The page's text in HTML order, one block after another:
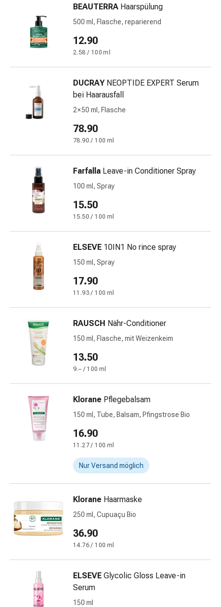
Kopfschmerzen
Muskel-
Gelenkschmerzen
Schmerzmittel
Schmerztherapie
Wärmen
Stimmungsschwankungen
Schlafstörungen
(Schnarchen)
Atemwege
Nasenmittel
Atmungstraktbeschwerden
Infektionen
Windpocken
Stoffwechsel
Osteoporose
Immunsuppressiva
und
-
mittel
Mücken-
Zeckenpinzette
Anti-
Rezeptpflichtige
Arzneimittel
Rezeptpflichtige
Arzneimittel
Vaginalbeschwerden
Menstruation
Scheideninfektion
Vaginalgesundheit
Vitamine
Mineralstoffe
Kombipräparate
BEAUTERRA Haarspülung
500 ml, Flasche, reparierend
12.90
2.58 / 100 ml
DUCRAY NEOPTIDE EXPERT Serum
bei Haarausfall
2 × 50 ml, Flasche
78.90
78.90 / 100 ml
Farfalla Leave-in Conditioner Spray
100 ml, Spray
15.50
15.50 / 100 ml
ELSEVE 10IN1 No rince spray
150 ml, Spray
17.90
11.93 / 100 ml
RAUSCH Nähr-Conditioner
150 ml, Flasche, mit Weizenkeim
13.50
9.– / 100 ml
Klorane Pflegebalsam
150 ml, Tube, Balsam, Pfingstrose Bio
16.90
11.27 / 100 ml
Nur Versand möglich
Klorane Haarmaske
250 ml, Cupuaçu Bio
36.90
14.76 / 100 ml
ELSEVE Glycolic Gloss Leave-in
Serum
150 ml